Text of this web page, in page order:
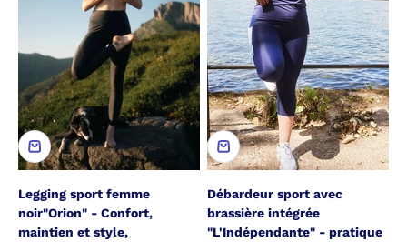
Legging sport femme
noir"Orion" - Confort,
maintien et style,
Débardeur sport avec
brassière intégrée
"L'Indépendante" - pratique